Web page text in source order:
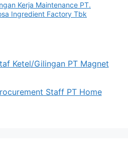
Kerja Maintenance PT.
Ingredient Factory Tbk
Ketel/Gilingan PT Magnet
Staff PT Home